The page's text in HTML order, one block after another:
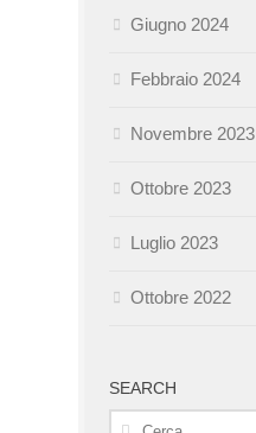
Giugno 2024
Febbraio 2024
Novembre 2023
Ottobre 2023
Luglio 2023
Ottobre 2022
SEARCH
Ricerca